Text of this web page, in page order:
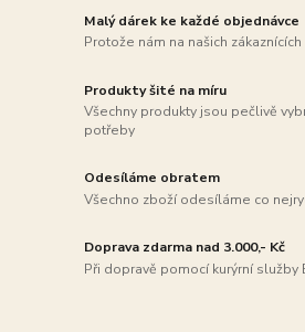
Malý dárek ke každé objednávce
Protože nám na našich
Produkty šité na míru
Všechny produkty jsou pečlivě
potřeby
Odesíláme obratem
Všechno zboží odesíláme co
Doprava zdarma nad 3.000,- Kč
Při dopravě pomocí kurýrní služby